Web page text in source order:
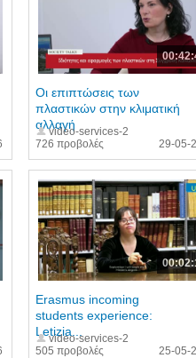
726 προβολές
Οι επιπτώσεις των
πλαστικών στην κλιματική
αλλαγή
video-services-2
29-05-
505 προβολές
Erasmus incoming
students experience:
Letizia...
video-services-2
25-05-